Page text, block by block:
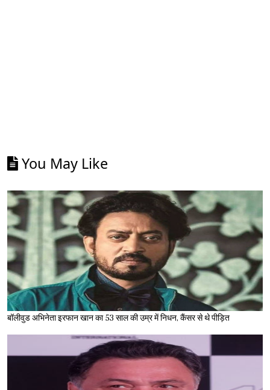
You May Like
बॉलीवुड अभिनेता इरफान खान का 53 साल की उम्र में निधन, कैंसर से थे पीड़ित